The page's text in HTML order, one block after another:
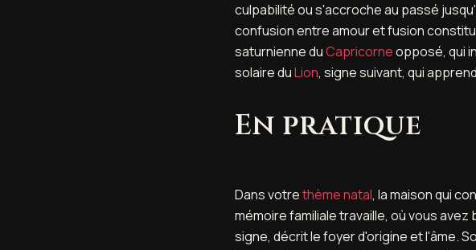
culpabilité ou s'accroche au passé
confusion entre amour et fusion
saturnienne duCapricorneopposé, qui
solaire duLion, signe suivant, qui
En pratique
Dans votrethème natal, la maison qui
mémoire familiale travaille, où vous
signe, décrit le foyer d'origine et l'âme.